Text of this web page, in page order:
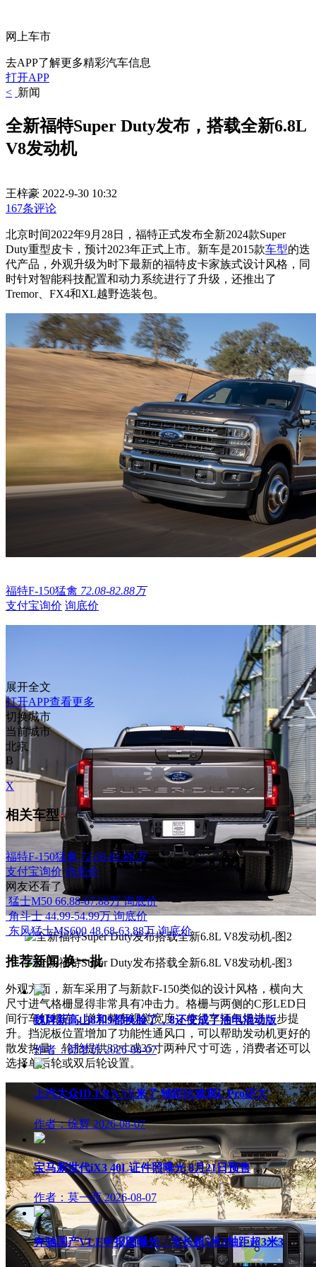
网上车市
去APP了解更多精彩汽车信息
打开APP
< 新闻
全新福特Super Duty发布，搭载全新6.8L
V8发动机
王梓豪 2022-9-30 10:32
167条评论
北京时间2022年9月28日，福特正式发布全新2024款Super
Duty重型皮卡，预计2023年正式上市。新车是2015款车型的迭
代产品，外观升级为时下最新的福特皮卡家族式设计风格，同
时针对智能科技配置和动力系统进行了升级，还推出了
Tremor、FX4和XL越野选装包。
福特F-150猛禽 72.08-82.88万
支付宝询价 询底价
外观方面，新车采用了与新款F-150类似的设计风格，横向大
尺寸进气格栅显得非常具有冲击力。格栅与两侧的C形LED日
间行车灯相连，增加整车视觉宽度，使得车辆气场进一步提
升。挡泥板位置增加了功能性通风口，可以帮助发动机更好的
散发热量。轮胎提供33寸或35寸两种尺寸可选， 消费者还可以
选择单后轮或双后轮设置。
展开全文
打开APP查看更多
切换城市
当前城市
北京
B
X
相关车型
福特F-150猛禽 72.08-82.88万
支付宝询价 询底价
网友还看了
猛士M50 66.88-67.88万 询底价
角斗士 44.99-54.99万 询底价
东风猛士MS600 48.68-63.88万 询底价
推荐新闻换一批
魏牌新高山8和9都换脸了，8还变成了油电混动版
作者：师梦琼 2026-08-07
上汽大众ID.ERA 5X来了 轴距比途观L Pro还大
作者：徐辉 2026-08-07
宝马新世代iX3 40L证件照曝光 8月21日预售
作者：莫一西 2026-08-07
奔驰国产VLE申报图曝光：车长超5米3轴距超3米3